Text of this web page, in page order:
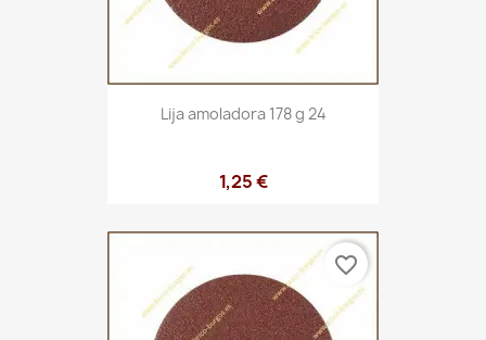
Lija amoladora 178 g 24
1,25 €
favorite_border